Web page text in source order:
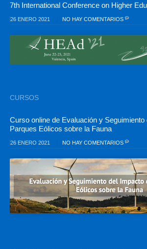
7th International Conference on Higher
26 ENERO 2021 NO HAY COMENTARIOS
CURSOS
Curso online de Evaluación y Seguimiento
Parques Eólicos sobre la Fauna
26 ENERO 2021 NO HAY COMENTARIOS